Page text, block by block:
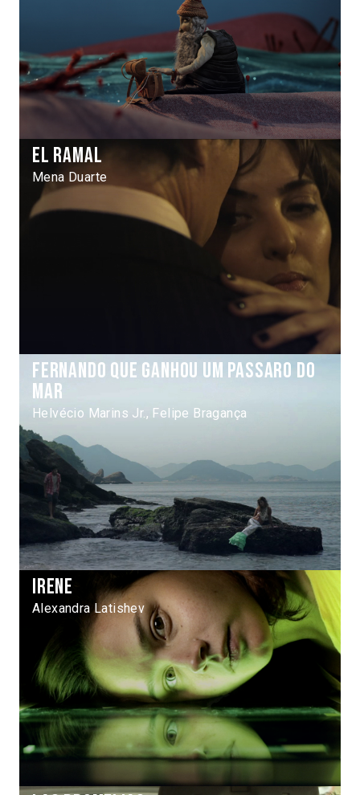
El Ramal
Mena Duarte
Fernando que ganhou um passaro do
mar
Helvécio Marins Jr., Felipe Bragança
Irene
Alexandra Latishev